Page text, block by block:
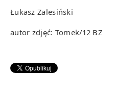
Łukasz Zalesiński
autor zdjęć: Tomek/12 BZ